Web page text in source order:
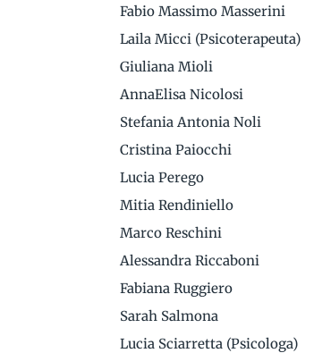
Fabio Massimo Masserini
Laila Micci (Psicoterapeuta)
Giuliana Mioli
AnnaElisa Nicolosi
Stefania Antonia Noli
Cristina Paiocchi
Lucia Perego
Mitia Rendiniello
Marco Reschini
Alessandra Riccaboni
Fabiana Ruggiero
Sarah Salmona
Lucia Sciarretta (Psicologa)